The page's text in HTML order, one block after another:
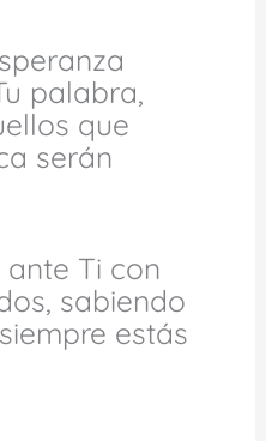
palabra,
que
serán
Ti con
sabiendo
estás